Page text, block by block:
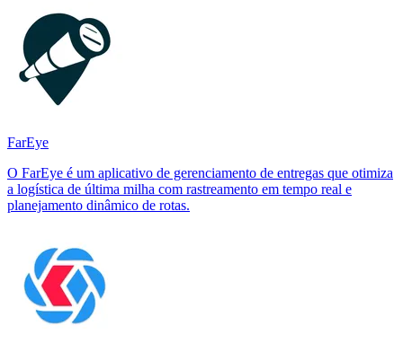
FarEye
O FarEye é um aplicativo de gerenciamento de entregas que otimiza
a logística de última milha com rastreamento em tempo real e
planejamento dinâmico de rotas.